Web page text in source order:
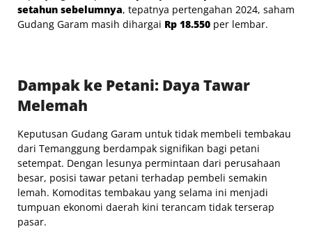
setahun sebelumnya, tepatnya pertengahan 2024, saham
Gudang Garam masih dihargai Rp 18.550 per lembar.
Dampak ke Petani: Daya Tawar
Melemah
Keputusan Gudang Garam untuk tidak membeli tembakau
dari Temanggung berdampak signifikan bagi petani
setempat. Dengan lesunya permintaan dari perusahaan
besar, posisi tawar petani terhadap pembeli semakin
lemah. Komoditas tembakau yang selama ini menjadi
tumpuan ekonomi daerah kini terancam tidak terserap
pasar.